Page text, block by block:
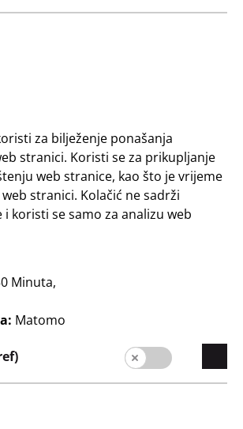
/ Hrvatski
za bilježenje ponašanja
stranici. Koristi se za prikupljanje
web stranice, kao što je vrijeme
stranici. Kolačić ne sadrži
koristi se samo za analizu web
Minuta,
Matomo